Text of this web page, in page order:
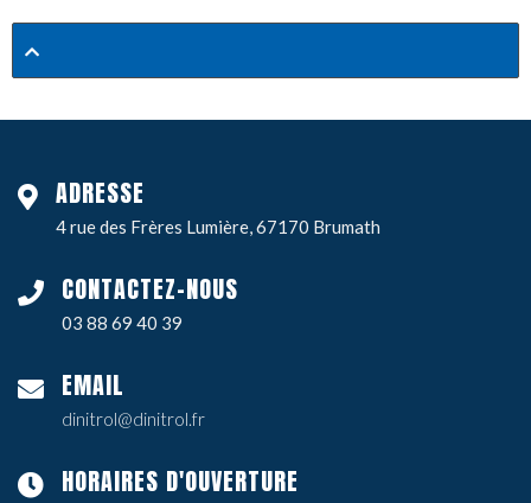
ADRESSE
4 rue des Frères Lumière, 67170 Brumath
CONTACTEZ-NOUS
03 88 69 40 39
EMAIL
dinitrol@dinitrol.fr
HORAIRES D'OUVERTURE